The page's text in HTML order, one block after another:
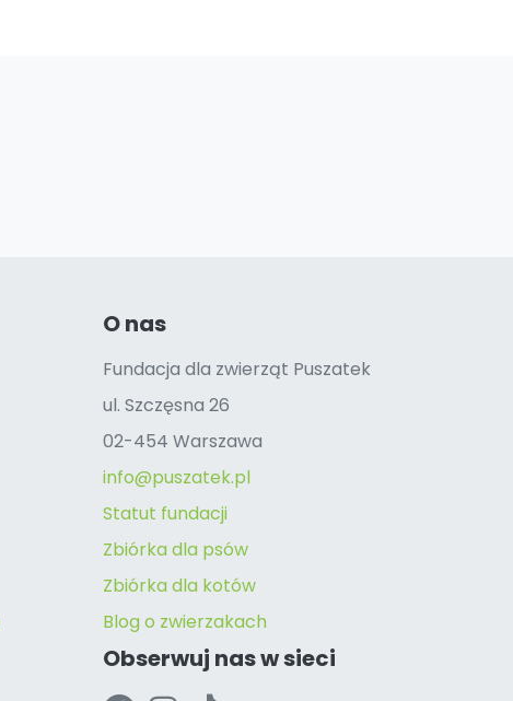
O nas
Fundacja dla zwierząt Puszatek
ul. Szczęsna 26
02-454 Warszawa
info@puszatek.pl
Statut fundacji
Zbiórka dla psów
Zbiórka dla kotów
Blog o zwierzakach
Obserwuj nas w sieci